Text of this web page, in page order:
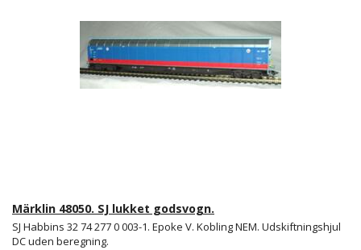
Märklin 48050. SJ lukket godsvogn.
SJ Habbins 32 74 277 0 003-1. Epoke V. Kobling NEM. Udskiftningshjul
DC uden beregning.